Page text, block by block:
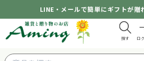
LINE・メールで簡単にギフトが贈
探す ロ